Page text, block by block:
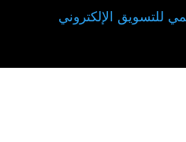
للتسويق الإلكتروني